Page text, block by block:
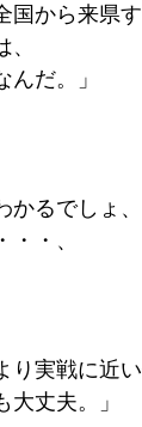
から来県す
だ。」
かるでしょ、
・、
実戦に近
丈夫。」